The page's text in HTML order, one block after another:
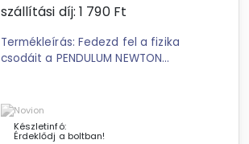
szállítási díj: 1 790Ft
Termékleírás: Fedezd fel a fizika
csodáit a PENDULUM NEWTON
szemlélteti a lendület- és ...
Készletinfó:
Érdeklődj a boltban!